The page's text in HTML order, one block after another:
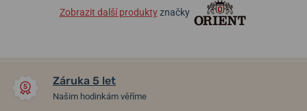
Zobrazit další produktyznačky
Záruka 5 let
Našim hodinkám věříme